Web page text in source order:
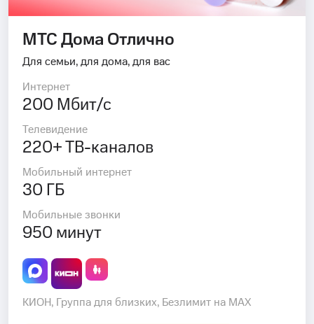
МТС Дома Отлично
Для семьи, для дома, для вас
Интернет
200 Мбит/с
Телевидение
220+ ТВ-каналов
Мобильный интернет
30 ГБ
Мобильные звонки
950 минут
КИОН, Группа для близких, Безлимит на MAX